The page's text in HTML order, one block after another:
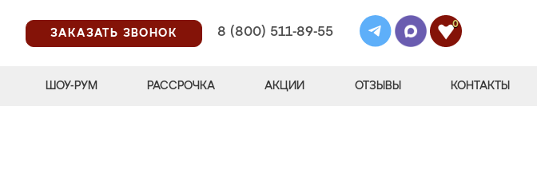
ЗАКАЗАТЬ ЗВОНОК
8 (800) 511-89-55
0
ШОУ-РУМ РАССРОЧКА АКЦИИ ОТЗЫВЫ КОНТАКТЫ